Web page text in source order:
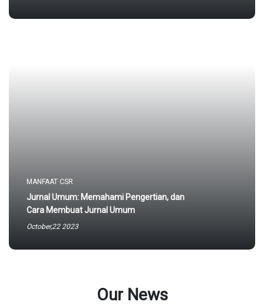
MANFAAT CSR
Jurnal Umum: Memahami Pengertian, dan
Cara Membuat Jurnal Umum
October,22 2023
Our News